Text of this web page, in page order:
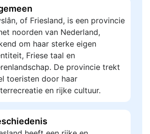
of Friesland, is een provincie
noorden van Nederland,
om haar sterke eigen
Friese taal en
De provincie trekt
toeristen door haar
en rijke cultuur.